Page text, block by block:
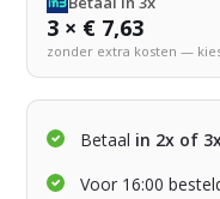
3 × € 7,63
zonder extra kosten —
Betaal in 2x of
Voor 16:00